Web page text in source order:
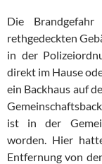
Die
rethgedeckten
in der
direkt im Hause
ein Backhaus auf
ist in der
worden. Hier
Entfernung von